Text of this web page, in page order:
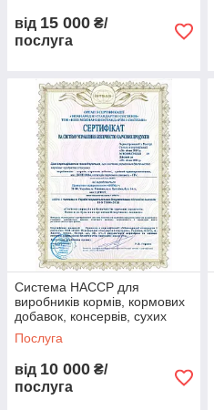
від 15 000 ₴/
послуга
Система НАССР для
виробників кормів, кормових
добавок, консервів, сухих
сумішей
Послуга
від 10 000 ₴/
послуга